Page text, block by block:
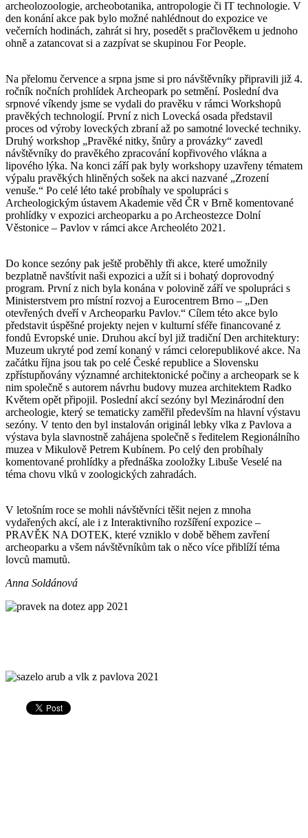
archeolozoologie, archeobotanika, antropologie či IT technologie. V
den konání akce pak bylo možné nahlédnout do expozice ve
večerních hodinách, zahrát si hry, posedět s pračlověkem u jednoho
ohně a zatancovat si a zazpívat se skupinou For People.
Na přelomu července a srpna jsme si pro návštěvníky připravili již 4.
ročník nočních prohlídek Archeopark po setmění. Poslední dva
srpnové víkendy jsme se vydali do pravěku v rámci Workshopů
pravěkých technologií. První z nich Lovecká osada představil
proces od výroby loveckých zbraní až po samotné lovecké techniky.
Druhý workshop „Pravěké nitky, šnůry a provázky“ zavedl
návštěvníky do pravěkého zpracování kopřivového vlákna a
lipového lýka. Na konci září pak byly workshopy uzavřeny tématem
výpalu pravěkých hliněných sošek na akci nazvané „Zrození
venuše.“ Po celé léto také probíhaly ve spolupráci s
Archeologickým ústavem Akademie věd ČR v Brně komentované
prohlídky v expozici archeoparku a po Archeostezce Dolní
Věstonice – Pavlov v rámci akce Archeoléto 2021.
Do konce sezóny pak ještě proběhly tři akce, které umožnily
bezplatně navštívit naši expozici a užít si i bohatý doprovodný
program. První z nich byla konána v polovině září ve spolupráci s
Ministerstvem pro místní rozvoj a Eurocentrem Brno – „Den
otevřených dveří v Archeoparku Pavlov.“ Cílem této akce bylo
představit úspěšné projekty nejen v kulturní sféře financované z
fondů Evropské unie. Druhou akcí byl již tradiční Den architektury:
Muzeum ukryté pod zemí konaný v rámci celorepublikové akce. Na
začátku října jsou tak po celé České republice a Slovensku
zpřístupňovány významné architektonické počiny a archeopark se k
nim společně s autorem návrhu budovy muzea architektem Radko
Květem opět připojil. Poslední akcí sezóny byl Mezinárodní den
archeologie, který se tematicky zaměřil především na hlavní výstavu
sezóny. V tento den byl instalován originál lebky vlka z Pavlova a
výstava byla slavnostně zahájena společně s ředitelem Regionálního
muzea v Mikulově Petrem Kubínem. Po celý den probíhaly
komentované prohlídky a přednáška zooložky Libuše Veselé na
téma chovu vlků v zoologických zahradách.
V letošním roce se mohli návštěvníci těšit nejen z mnoha
vydařených akcí, ale i z Interaktivního rozšíření expozice –
PRAVĚK NA DOTEK, které vzniklo v době během zavření
archeoparku a všem návštěvníkům tak o něco více přiblíží téma
lovců mamutů.
Anna Soldánová